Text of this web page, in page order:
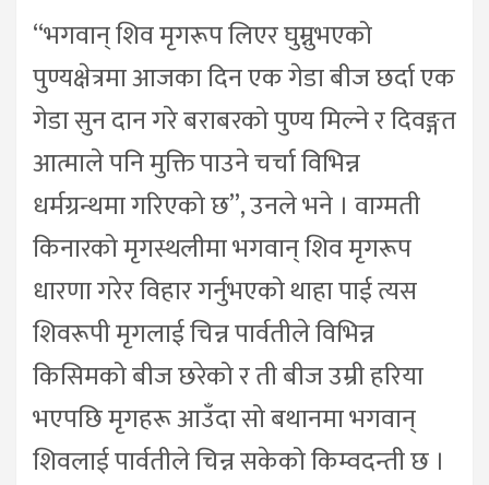
“भगवान् शिव मृगरूप लिएर घुम्नुभएको
पुण्यक्षेत्रमा आजका दिन एक गेडा बीज छर्दा एक
गेडा सुन दान गरे बराबरको पुण्य मिल्ने र दिवङ्गत
आत्माले पनि मुक्ति पाउने चर्चा विभिन्न
धर्मग्रन्थमा गरिएको छ”, उनले भने । वाग्मती
किनारको मृगस्थलीमा भगवान् शिव मृगरूप
धारणा गरेर विहार गर्नुभएको थाहा पाई त्यस
शिवरूपी मृगलाई चिन्न पार्वतीले विभिन्न
किसिमको बीज छरेको र ती बीज उम्री हरिया
भएपछि मृगहरू आउँदा सो बथानमा भगवान्
शिवलाई पार्वतीले चिन्न सकेको किम्वदन्ती छ ।